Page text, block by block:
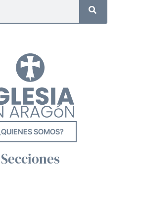
SOMOS?
Secciones